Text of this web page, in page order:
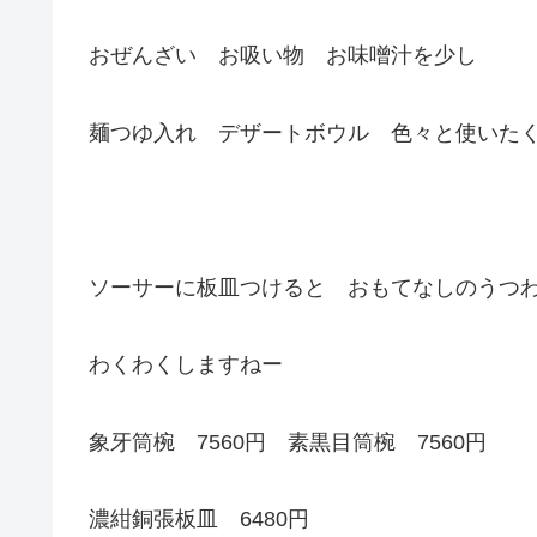
おぜんざい お吸い物 お味噌汁を少し
麺つゆ入れ デザートボウル 色々と使いたく
ソーサーに板皿つけると おもてなしのうつわ
わくわくしますねー
象牙筒椀 7560円 素黒目筒椀 7560円
濃紺銅張板皿 6480円